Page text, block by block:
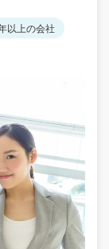
以上の会社